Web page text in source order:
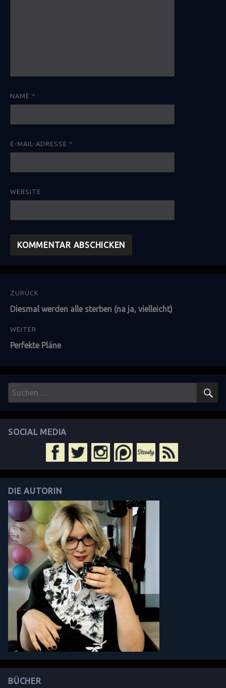
NAME *
E-MAIL-ADRESSE *
WEBSITE
Beitragsnavigation
ZURÜCK
Vorheriger
Diesmal werden alle sterben (na ja, vielleicht)
WEITER
Nächster
Perfekte Pläne
Suchen
nach:
SOCIAL MEDIA
DIE AUTORIN
BÜCHER